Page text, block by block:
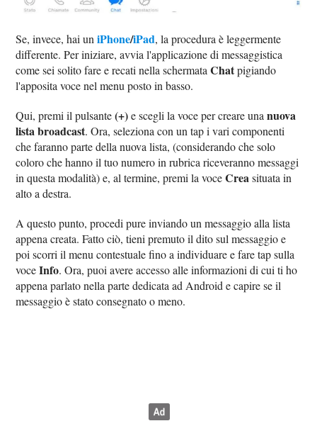
Se, invece, hai uniPhone/iPad, la procedura è leggermente
differente. Per iniziare, avvia l'applicazione di messaggistica
come sei solito fare e recati nella schermataChatpigiando
l'apposita voce nel menu posto in basso.
Qui, premi il pulsante‌(+)e scegli la voce per creare unanuova
lista broadcast. Ora, seleziona con un tap i vari componenti
che faranno parte della nuova lista, (considerando che solo
coloro che hanno il tuo numero in rubrica riceveranno messaggi
in questa modalità) e, al termine, premi la voceCreasituata in
alto a destra.
A questo punto, procedi pure inviando un messaggio alla lista
appena creata. Fatto ciò, tieni premuto il dito sul messaggio e
poi scorri il menu contestuale fino a individuare e fare tap sulla
voceInfo. Ora, puoi avere accesso alle informazioni di cui ti ho
appena parlato nella parte dedicata ad Android e capire se il
messaggio è stato consegnato o meno.